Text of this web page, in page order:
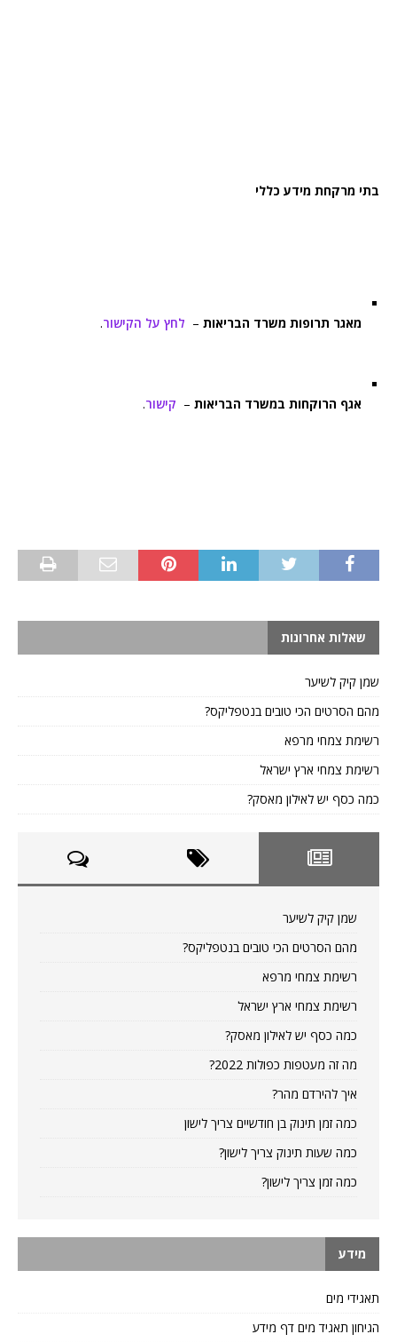
בתי מרקחת מידע כללי
מאגר תרופות משרד הבריאות – לחץ על הקישור.
אגף הרוקחות במשרד הבריאות – קישור.
שאלות אחרונות
שמן קיק לשיער
מהם הסרטים הכי טובים בנטפליקס?
רשימת צמחי מרפא
רשימת צמחי ארץ ישראל
כמה כסף יש לאילון מאסק?
שמן קיק לשיער
מהם הסרטים הכי טובים בנטפליקס?
רשימת צמחי מרפא
רשימת צמחי ארץ ישראל
כמה כסף יש לאילון מאסק?
מה זה מעטפות כפולות 2022?
איך להירדם מהר?
כמה זמן תינוק בן חודשיים צריך לישון
כמה שעות תינוק צריך לישון?
כמה זמן צריך לישון?
מידע
תאגידי מים
הגיחון תאגיד מים דף מידע